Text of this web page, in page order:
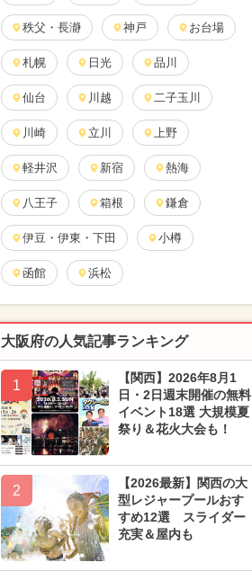
秩父・長瀞 神戸 お台場
札幌 日光 品川
仙台 川越 二子玉川
川崎 立川 上野
軽井沢 新宿 熱海
八王子 箱根 鎌倉
伊豆・伊東・下田 小樽
函館 浜松
大阪府の人気記事ランキング
1
【関西】2026年8月1
日・2日週末開催の無料
イベント18選 大規模夏
祭り＆花火大会も！
2
【2026最新】関西の大
型レジャープールおす
すめ12選 スライダー
充実＆屋内も